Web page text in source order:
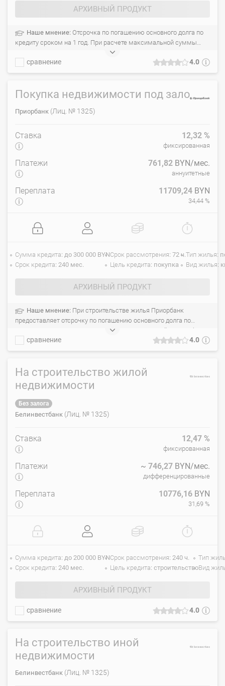
4.0
сравнение
АРХИВНЫЙ ПРОДУКТ
Наше мнение: Отсрочка по погашению основного долга по
кредиту сроком на 1 год. При расчете максимальной суммы
кредита учитывается доход обоих супругов. С момента подачи
заявки до принятия банком решения проходит 3-5 дней. Не
обязательно, чтобы вы были зарегистрированы по месту
Покупка недвижимости под залог
Приорбанк (Лиц. № 1325)
4.0
сравнение
Ставка 12,32 %
фиксированная
Платежи 761,82 BYN/мес.
аннуитетные
Переплата 11709,24 BYN
34,44 %
АРХИВНЫЙ ПРОДУКТ
Сумма кредита до 300 000 BYN
Срок кредита 240 мес.
Срок рассмотрения 72 ч.
Цель кредита покупка
Тип жилья
Вид жилья
Наше мнение: При строительстве жилья Приорбанк
предоставляет отсрочку по погашению основного долга по
кредиту сроком на 1 год. Учитывается совокупный доход обоих
супругов. Быстрое принятие решения по заявке. Не требуется
регистрации.
На строительство жилой
недвижимости
Без залога
Белинвестбанк (Лиц. № 1325)
4.0
сравнение
Ставка 12,47 %
фиксированная
Платежи ~ 746,27 BYN/мес.
дифференцированные
Переплата 10776,16 BYN
31,69 %
АРХИВНЫЙ ПРОДУКТ
Сумма кредита до 200 000 BYN
Срок кредита 240 мес.
Срок рассмотрения 240 ч.
Цель кредита строительство
Тип
Вид
На строительство иной
недвижимости
Белинвестбанк (Лиц. № 1325)